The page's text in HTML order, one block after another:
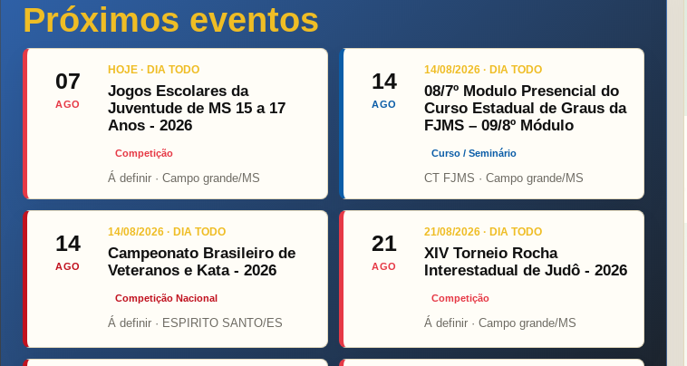
Próximos eventos
07
AGO
HOJE · DIA TODO
Jogos Escolares da
Juventude de MS 15 a 17
Anos - 2026
Competição
Á definir · Campo grande/MS
14
AGO
14/08/2026 · DIA TODO
08/7º Modulo Presencial do
Curso Estadual de Graus da
FJMS – 09/8º Módulo
Curso / Seminário
CT FJMS · Campo grande/MS
14
AGO
14/08/2026 · DIA TODO
Campeonato Brasileiro de
Veteranos e Kata - 2026
Competição Nacional
Á definir · ESPIRITO SANTO/ES
21
AGO
21/08/2026 · DIA TODO
XIV Torneio Rocha
Interestadual de Judô - 2026
Competição
Á definir · Campo grande/MS
Top Fight ONÇA PINT PSOPJ IS Roza